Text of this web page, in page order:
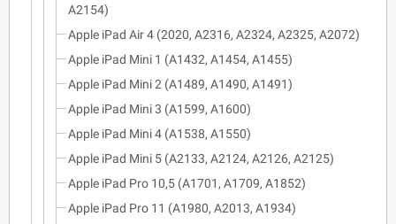
A2154)
Apple iPad Air 4 (2020, A2316, A2324, A2325, A2072)
Apple iPad Mini 1 (A1432, A1454, A1455)
Apple iPad Mini 2 (A1489, A1490, A1491)
Apple iPad Mini 3 (A1599, A1600)
Apple iPad Mini 4 (A1538, A1550)
Apple iPad Mini 5 (A2133, A2124, A2126, A2125)
Apple iPad Pro 10,5 (A1701, A1709, A1852)
Apple iPad Pro 11 (A1980, A2013, A1934)